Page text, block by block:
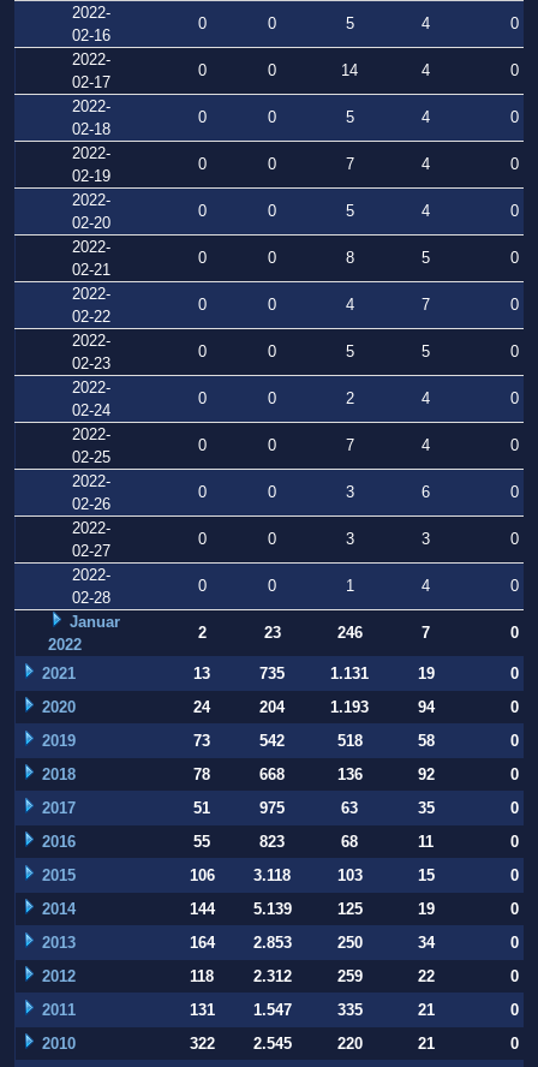
2022-
02-16
0 0 5 4
0
2022-
02-17
0 0 14 4
0
2022-
02-18
0 0 5 4
0
2022-
02-19
0 0 7 4
0
2022-
02-20
0 0 5 4
0
2022-
02-21
0 0 8 5
0
2022-
02-22
0 0 4 7
0
2022-
02-23
0 0 5 5
0
2022-
02-24
0 0 2 4
0
2022-
02-25
0 0 7 4
0
2022-
02-26
0 0 3 6
0
2022-
02-27
0 0 3 3
0
2022-
02-28
0 0 1 4
0
Januar
2022
2 23 246 7 0
2021 13 735 1.131 19
0
2020
24 204 1.193 94
0
2019
73 542 518 58
0
2018
78 668 136 92
0
2017
51 975 63 35
0
2016
55 823 68 11
0
2015
106 3.118 103 15
0
2014
144 5.139 125 19
0
2013
164 2.853 250 34
0
2012
118 2.312 259 22
0
2011
131 1.547 335 21
0
2010
322 2.545 220 21 0